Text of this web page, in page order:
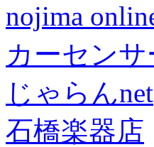
nojima
カーセンサ
じゃらんnet
石橋楽器店